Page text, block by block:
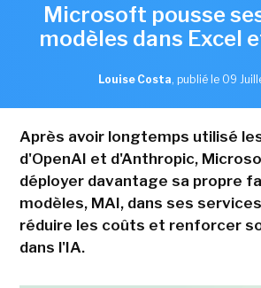
Microsoft pousse
modèles dans Excel
Louise Costa, publié le 09
Après avoir longtemps utilisé
d'OpenAI et d'Anthropic,
déployer davantage sa propre
modèles, MAI, dans ses
réduire les coûts et renforcer
dans l'IA.